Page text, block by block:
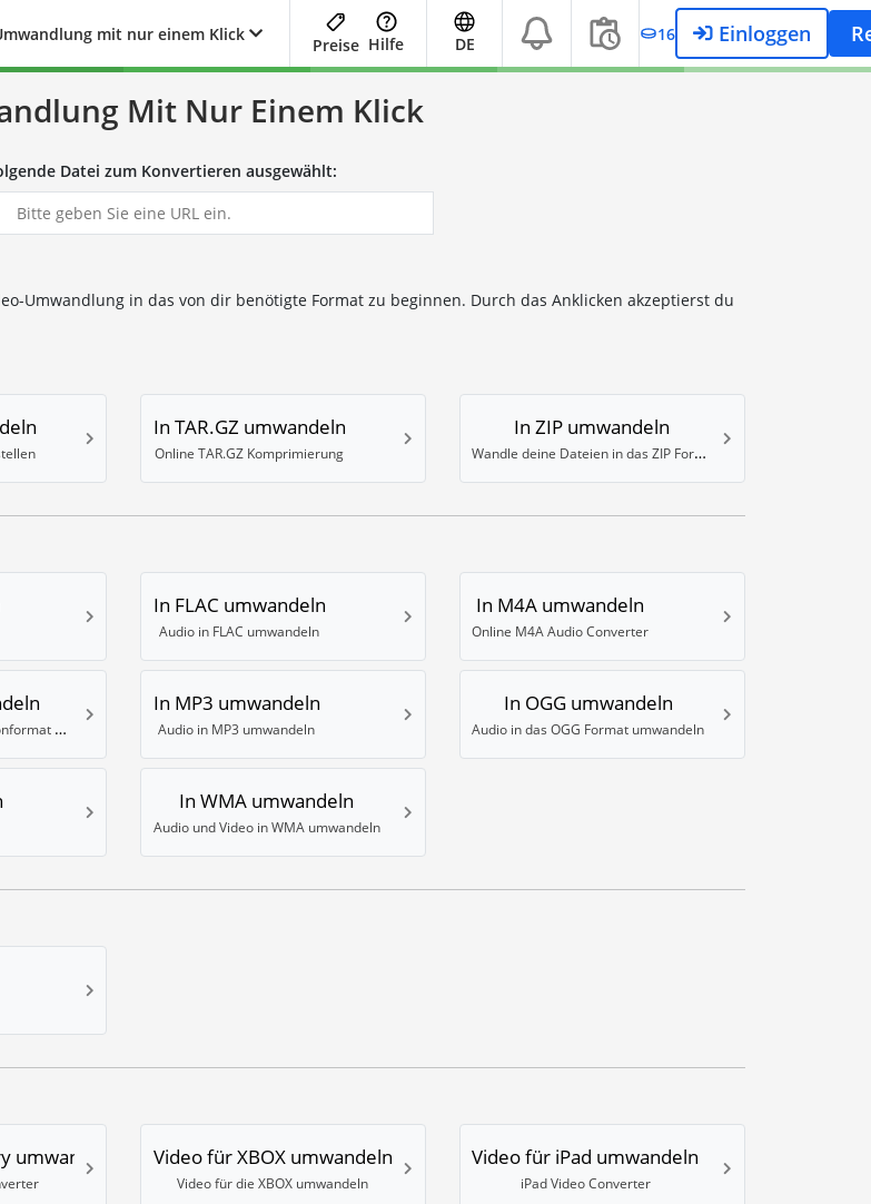
mit nur einem Klick
Preise Hilfe DE 16 Einloggen
Mit Nur Einem Klick
Datei zum Konvertieren ausgewählt:
Umwandlung in das von dir benötigte Format zu beginnen. Durch das Anklicken akzeptierst du
In TAR.GZ umwandeln
Online TAR.GZ Komprimierung
In ZIP umwandeln
Wandle deine Dateien in das ZIP Format um
In FLAC umwandeln
Audio in FLAC umwandeln
In M4A umwandeln
Online M4A Audio Converter
Audio in das MMF Klingeltonformat umwandeln
In MP3 umwandeln
Audio in MP3 umwandeln
In OGG umwandeln
Audio in das OGG Format umwandeln
In WMA umwandeln
Audio und Video in WMA umwandeln
umwandeln Video für XBOX umwandeln
Video für die XBOX umwandeln
Video für iPad umwandeln
iPad Video Converter